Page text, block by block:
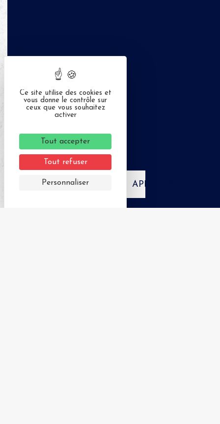
APPELER
Ce site utilise des cookies et
vous donne le contrôle sur
ceux que vous souhaitez
activer
Tout accepter
Tout refuser
Personnaliser